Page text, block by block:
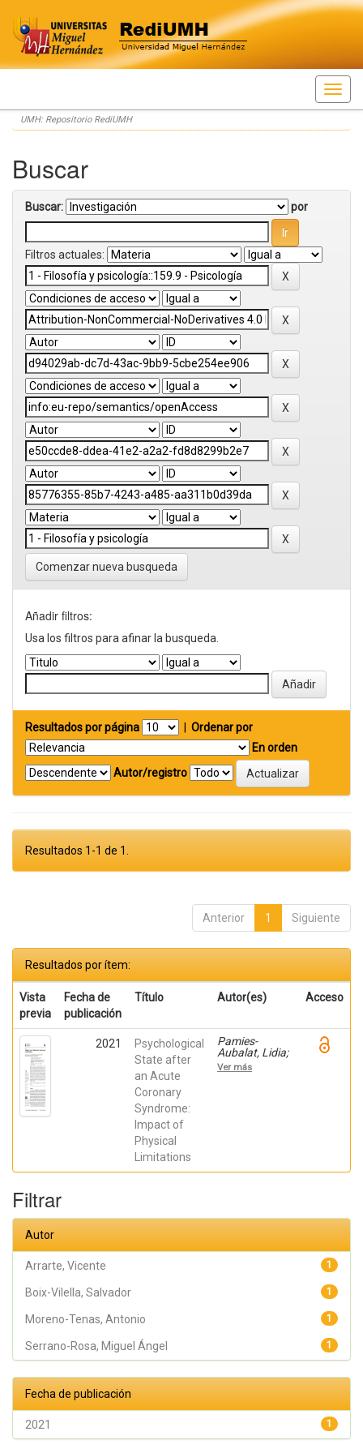
Skip
navigation
UMH: Repositorio RediUMH
Buscar
Buscar: por
Filtros actuales:
Comenzar nueva busqueda
Añadir filtros:
Usa los filtros para afinar la busqueda.
Resultados por página
Ordenar por
En orden
Autor/registro
Resultados 1-1 de 1.
Anterior 1 Siguiente
Resultados por ítem:
Vista
previa
Fecha de
publicación
Título Autor(es) Acceso
2021
Psychological
State after
an Acute
Coronary
Syndrome:
Impact of
Physical
Limitations
Pamies-
Aubalat, Lidia;
Serrano-Rosa,
Miguel Ángel;
Ver más
Filtrar
Autor
1
Arrarte, Vicente
1
Boix-Vilella, Salvador
1
Moreno-Tenas, Antonio
1
Serrano-Rosa, Miguel Ángel
Fecha de publicación
1
2021